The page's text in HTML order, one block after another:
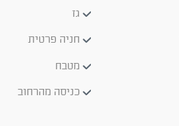
גז
חניה פרטית
מטבח
כניסה מהרחוב